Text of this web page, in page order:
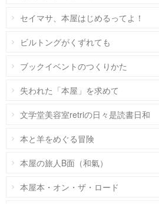
セイマサ、本屋はじめるってよ！
ビルトングがくずれても
ブックイベントのつくりかた
失われた「本屋」を求めて
文学堂美容室retriの日々是読書日和
本と羊をめぐる冒険
本屋の旅人B面（和氣）
本屋本・オン・ザ・ロード